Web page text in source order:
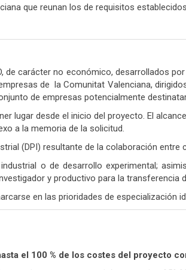
que reunan los de requisitos
de carácter no económico, desarrollados
de la Comunitat Valenciana,
de empresas potencialmente
lugar desde el inicio del proyecto. El
a la memoria de la solicitud.
(DPI) resultante de la colaboración
o de desarrollo experimental;
y productivo para la
en las prioridades de especialización
el 100 % de los costes del proyecto